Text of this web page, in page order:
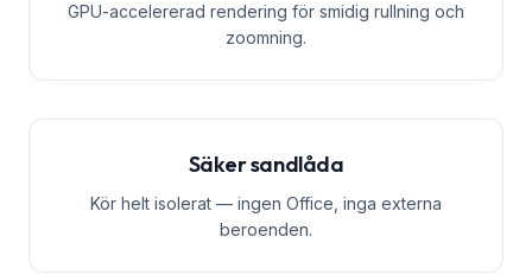
GPU-accelererad rendering för smidig rullning och
zoomning.
Säker sandlåda
Kör helt isolerat — ingen Office, inga externa
beroenden.